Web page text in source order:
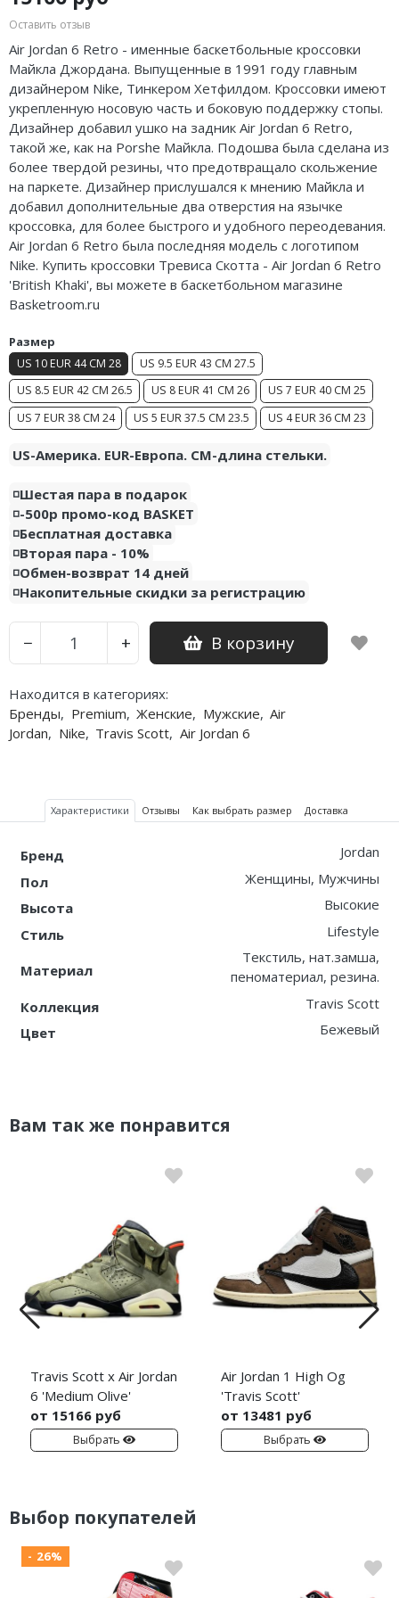
Оставить отзыв
Air Jordan 6 Retro - именные баскетбольные кроссовки
Майкла Джордана. Выпущенные в 1991 году главным
дизайнером Nike, Тинкером Хетфилдом. Кроссовки имеют
укрепленную носовую часть и боковую поддержку стопы.
Дизайнер добавил ушко на задник Air Jordan 6 Retro,
такой же, как на Porshe Майкла. Подошва была сделана из
более твердой резины, что предотвращало скольжение
на паркете. Дизайнер прислушался к мнению Майкла и
добавил дополнительные два отверстия на язычке
кроссовка, для более быстрого и удобного переодевания.
Air Jordan 6 Retro была последняя модель с логотипом
Nike. Купить кроссовки Тревиса Скотта - Air Jordan 6 Retro
'British Khaki', вы можете в баскетбольном магазине
Basketroom.ru
Размер
US 10 EUR 44 CM 28
US 9.5 EUR 43 CM 27.5
US 8.5 EUR 42 CM 26.5
US 8 EUR 41 CM 26
US 7 EUR 40 CM 25
US 7 EUR 38 CM 24
US 5 EUR 37.5 CM 23.5 US 4 EUR 36 CM 23
US-Америка. EUR-Европа. CM-длина стельки.
◽️Шестая пара в подарок
◽️-500р промо-код BASKET
◽️Бесплатная доставка
◽️Вторая пара - 10%
◽️Обмен-возврат 14 дней
◽️Накопительные скидки за регистрацию
− + В корзину
Находится в категориях:
Бренды, Premium, Женские, Мужские, Air
Jordan, Nike, Travis Scott, Air Jordan 6
Характеристики Отзывы Как выбрать размер Доставка
Бренд
Jordan
Пол
Женщины, Мужчины
Высота
Высокие
Стиль
Lifestyle
Материал
Текстиль, нат.замша,
пеноматериал, резина.
Коллекция
Travis Scott
Цвет
Бежевый
Вам так же понравится
Travis Scott x Air Jordan
6 'Medium Olive'
от 15166 руб
Выбрать
Air Jordan 1 High Og
'Travis Scott'
от 13481 руб
Выбрать
Выбор покупателей
- 26%
Air Jordan 5
Air Jordan 6
Air Jordan 7
Air Jordan 10
Air Jordan 11
Air Jordan 12
Air Jordan 13
Air Jordan 14
Air Jordan 23
Nike Air Deldon
Nike Sabrina
Nike A’ja
Nike ST
Nike GT
Nike Ja
Nike Book
Nike LeBron
Nike Freak
Nike KD
Nike PG
Nike Uptempo
Nike Foamposite